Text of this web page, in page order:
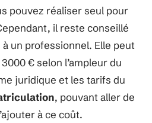
pouvez réaliser seul pour
il reste conseillé
un professionnel. Elle peut
€ selon l’ampleur du
juridique et les tarifs du
, pouvant aller de
à ce coût.